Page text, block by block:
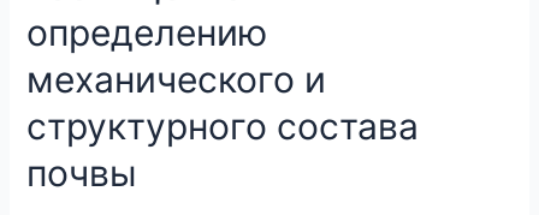
определению
механического и
структурного состава
почвы